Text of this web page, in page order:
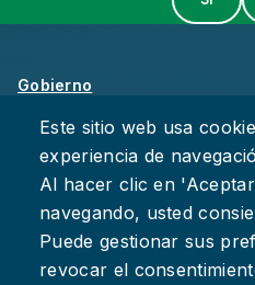
Gobierno
Sobre Chattanooga
Empleos
Política de Privacidad
Accesibilidad
Deje su Comentario
Este sitio web usa
experiencia de
Al hacer clic en
navegando, usted
Puede gestionar sus
revocar el